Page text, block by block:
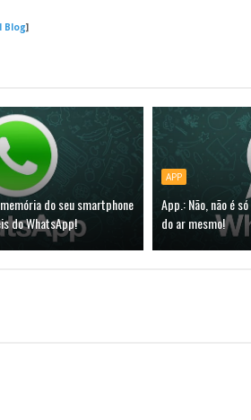
Blog]
do seu smartphone
do WhatsApp!
APP
App.: Não, não é
do ar mesmo!